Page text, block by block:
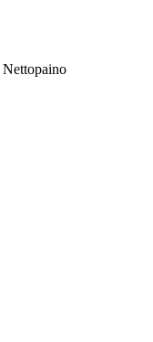
Nettopaino